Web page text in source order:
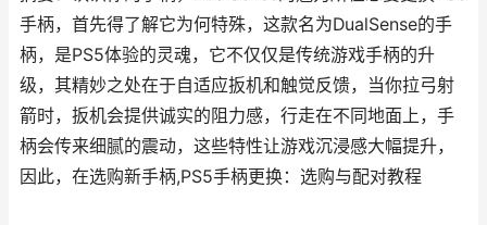
手柄，首先得了解它为何特殊，这款名为DualSense的手
柄，是PS5体验的灵魂，它不仅仅是传统游戏手柄的升
级，其精妙之处在于自适应扳机和触觉反馈，当你拉弓射
箭时，扳机会提供诚实的阻力感，行走在不同地面上，手
柄会传来细腻的震动，这些特性让游戏沉浸感大幅提升，
因此，在选购新手柄,PS5手柄更换：选购与配对教程